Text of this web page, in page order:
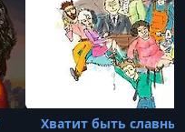
Хватит быть